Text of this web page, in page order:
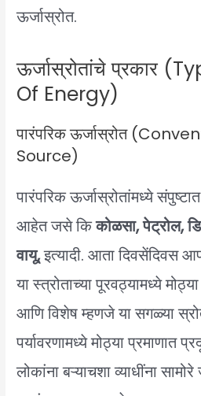
ऊर्जास्रोत.
ऊर्जास्रोतांचे प्रकार
Of Energy)
पारंपरिक ऊर्जास्रोत
Source)
पारंपरिक ऊर्जास्रोतांमध्ये
आहेत जसे किकोळसा, पेट्रोल,
वायू,इत्यादी. आता दिवसेंदिवस
या स्त्रोताच्या पूरवठ्यामध्ये
आणि विशेष म्हणजे या सगळ्या
पर्यावरणामध्ये मोठ्या प्रमाणात
लोकांना बऱ्याचशा व्याधींना